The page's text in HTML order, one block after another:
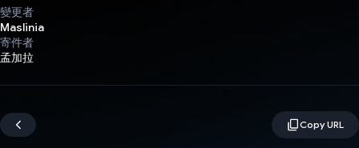
變更者
Maslinia
寄件者
孟加拉